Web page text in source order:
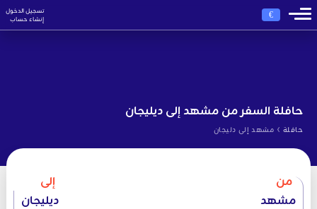
€
تسجيل الدخول
إنشاء حساب
حافلة السفر من مشهد إلى ديليجان
حافلة › مشهد إلى دليجان
من
مشهد
إلى
ديليجان